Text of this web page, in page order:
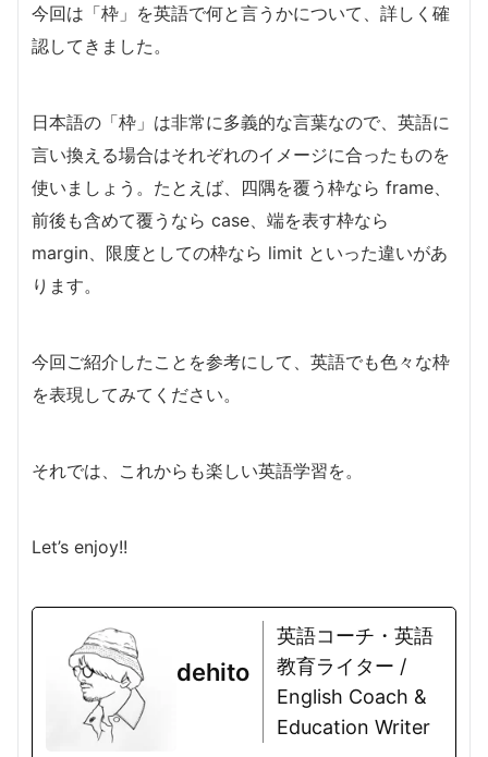
今回は「枠」を英語で何と言うかについて、詳しく確
認してきました。
日本語の「枠」は非常に多義的な言葉なので、英語に
言い換える場合はそれぞれのイメージに合ったものを
使いましょう。たとえば、四隅を覆う枠なら frame、
前後も含めて覆うなら case、端を表す枠なら
margin、限度としての枠なら limit といった違いがあ
ります。
今回ご紹介したことを参考にして、英語でも色々な枠
を表現してみてください。
それでは、これからも楽しい英語学習を。
Let’s enjoy!!
dehito
英語コーチ・英語
教育ライター /
English Coach &
Education Writer